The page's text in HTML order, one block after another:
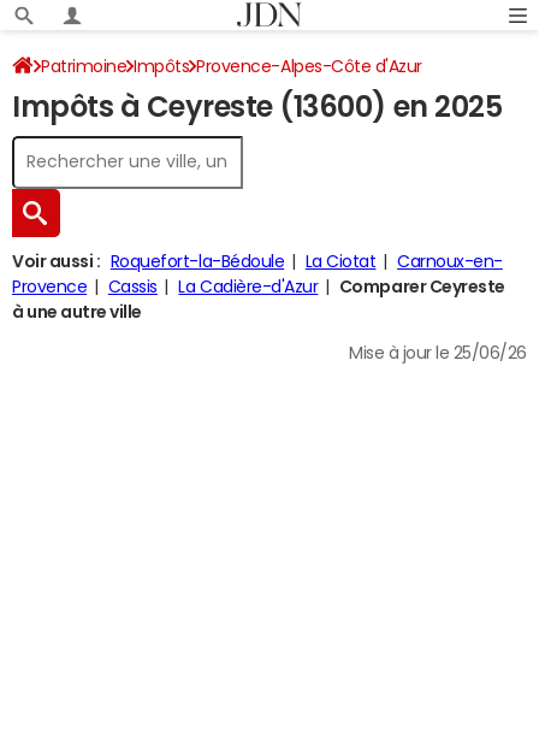
Patrimoine Impôts Provence-Alpes-Côte d'Azur
Bouches-du-Rhône Ceyreste Impôt sur le revenu
Impôts à Ceyreste (13600) en 2025
Voir aussi : Roquefort-la-Bédoule La Ciotat
Carnoux-en-
Provence
Cassis La Cadière-d'Azur
Comparer Ceyreste
à une autre ville
Mise à jour le 25/06/26